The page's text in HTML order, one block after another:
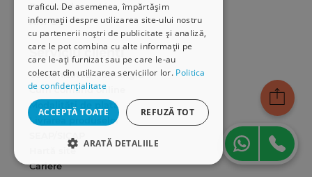
traficul. De asemenea, împărtășim
informații despre utilizarea site-ului nostru
cu partenerii noștri de publicitate și analiză,
care le pot combina cu alte informații pe
care le-ați furnizat sau pe care le-au
colectat din utilizarea serviciilor lor. Politica
de confidențialitate
ACCEPTĂ TOATE REFUZĂ TOT
ARATĂ DETALIILE
STRICT NECESARE
Politica de cookies
ANPC
Serviciu clienți
Comunitatea Hamangiu
Cum comand online
Modalități de plată
Livrarea produselor
SEAP/SICAP
Hartă site
Cariere